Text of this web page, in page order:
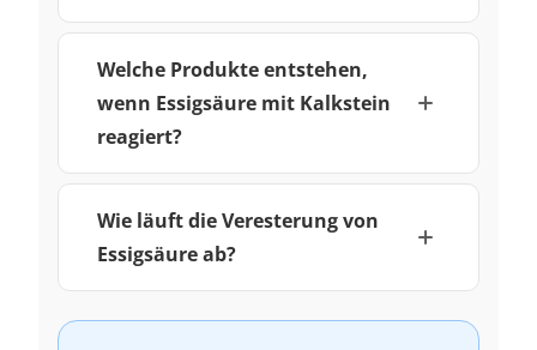
Welche Produkte entstehen,
wenn Essigsäure mit Kalkstein
reagiert?
Wie läuft die Veresterung von
Essigsäure ab?